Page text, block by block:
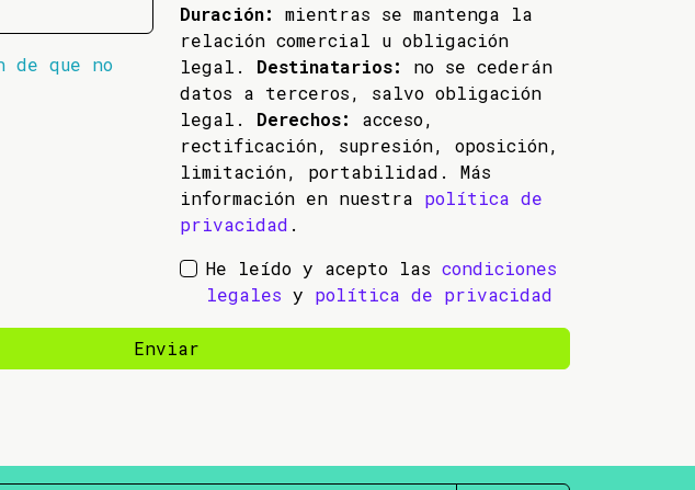
de que no
Duración:
mientras se mantenga la
relación comercial u obligación
legal. Destinatarios:
no se cederán
datos a terceros, salvo obligación
legal. Derechos:
acceso,
rectificación, supresión, oposición,
limitación, portabilidad. Más
información en nuestra política de
privacidad .
He leído y acepto las condiciones
legales y política de privacidad
Enviar